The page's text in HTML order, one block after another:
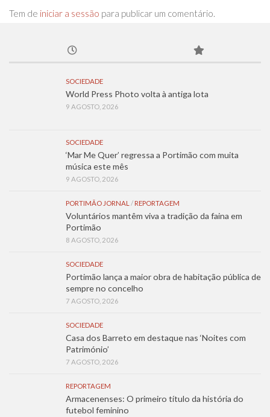
Tem de iniciar a sessão para publicar um comentário.
SOCIEDADE
World Press Photo volta à antiga lota
9 AGOSTO, 2026
SOCIEDADE
‘Mar Me Quer’ regressa a Portimão com muita
música este mês
9 AGOSTO, 2026
PORTIMÃO JORNAL / REPORTAGEM
Voluntários mantêm viva a tradição da faina em
Portimão
8 AGOSTO, 2026
SOCIEDADE
Portimão lança a maior obra de habitação pública de
sempre no concelho
7 AGOSTO, 2026
SOCIEDADE
Casa dos Barreto em destaque nas ‘Noites com
Património’
7 AGOSTO, 2026
REPORTAGEM
Armacenenses: O primeiro título da história do
futebol feminino